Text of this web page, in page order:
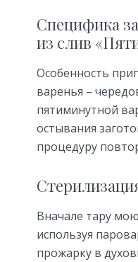
Специфика
из слив
Особенность
варенья –
пятиминутной
остывания
процедуру
Вначале тару
используя
прожарку в